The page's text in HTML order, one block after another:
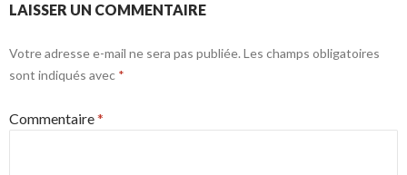
LAISSER UN COMMENTAIRE
Votre adresse e-mail ne sera pas publiée. Les champs obligatoires
sont indiqués avec *
Commentaire*